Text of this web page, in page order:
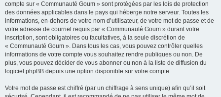
compte sur « Communauté Goum » sont protégées par les lois de protection
des données applicables dans le pays qui héberge notre serveur. Toutes les
informations, en-dehors de votre nom d’utilisateur, de votre mot de passe et de
votre adresse de courriel requis par « Communauté Goum » durant votre
inscription, sont obligatoires ou facultatives, à la seule discrétion de
« Communauté Goum ». Dans tous les cas, vous pouvez contrôler quelles
informations de votre compte vous souhaitez rendre publiques ou non. De
plus, vous pouvez décider de vous abonner ou non à la liste de diffusion du
logiciel phpBB depuis une option disponible sur votre compte.
Votre mot de passe est chiffré (par un chiffrage à sens unique) afin qu’il soit